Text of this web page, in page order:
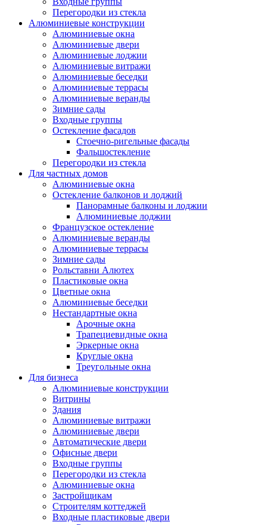
Перегородки из стекла
Алюминиевые конструкции
Алюминиевые окна
Алюминиевые двери
Алюминиевые лоджии
Алюминиевые витражи
Алюминиевые беседки
Алюминиевые террасы
Алюминиевые веранды
Зимние сады
Входные группы
Остекление фасадов
Стоечно-ригельные фасады
Фальшостекление
Перегородки из стекла
Для частных домов
Алюминиевые окна
Остекление балконов и лоджий
Панорамные балконы и лоджии
Алюминиевые лоджии
Французское остекление
Алюминиевые веранды
Алюминиевые террасы
Зимние сады
Рольставни Алютех
Пластиковые окна
Цветные окна
Алюминиевые беседки
Нестандартные окна
Арочные окна
Трапециевидные окна
Эркерные окна
Круглые окна
Треугольные окна
Для бизнеса
Алюминиевые конструкции
Витрины
Здания
Алюминиевые витражи
Алюминиевые двери
Автоматические двери
Офисные двери
Входные группы
Перегородки из стекла
Алюминиевые окна
Застройщикам
Строителям коттеджей
Входные пластиковые двери